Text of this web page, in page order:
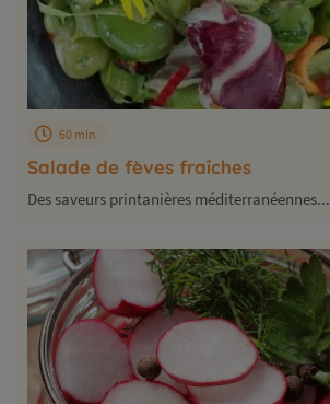
Salade de fèves fraîches
60 min
Des saveurs printanières méditerranéennes...